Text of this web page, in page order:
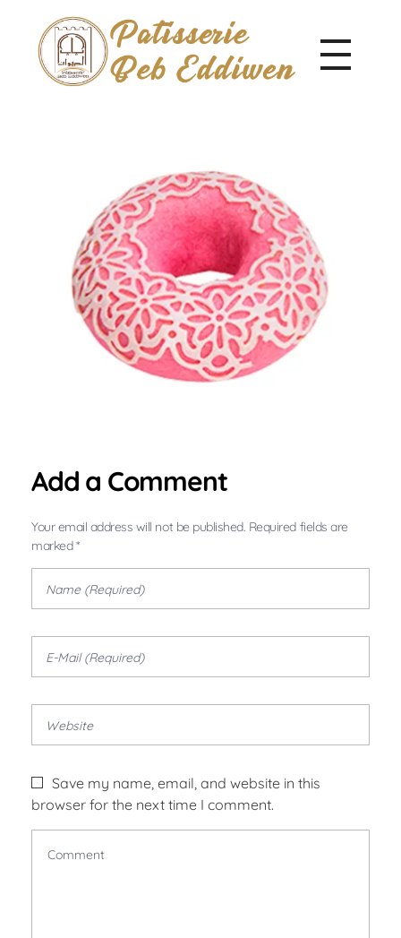
Add a Comment
Your email address will not be published. Required fields are
marked *
Save my name, email, and website in this
browser for the next time I comment.